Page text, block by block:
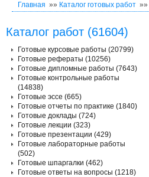
Главная »» Каталог готовых работ »»
Каталог работ (61604)
Готовые курсовые работы (20799)
Готовые рефераты (10256)
Готовые дипломные работы (7643)
Готовые контрольные работы
(14838)
Готовые эссе (665)
Готовые отчеты по практике (1840)
Готовые доклады (724)
Готовые лекции (323)
Готовые презентации (429)
Готовые лабораторные работы
(502)
Готовые шпаргалки (462)
Готовые ответы на вопросы (1218)